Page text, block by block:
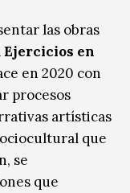
las obras
Ejercicios en
en 2020 con
procesos
artísticas
que
se
que